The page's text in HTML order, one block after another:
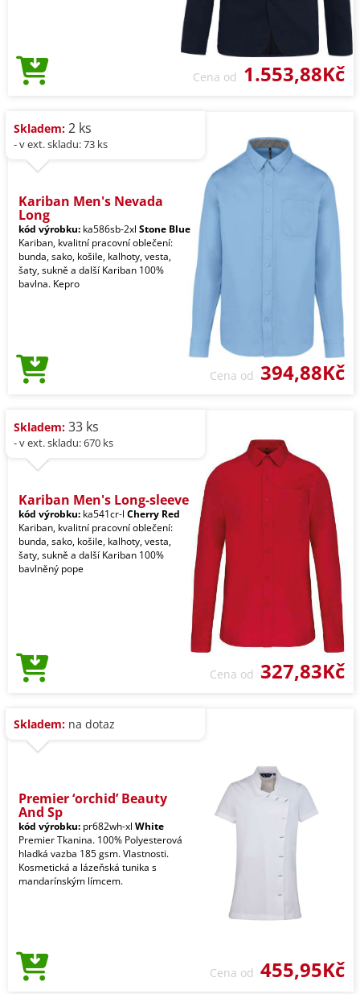
Cena od 1.553,88Kč
Skladem: 2 ks
- v ext. skladu: 73 ks
Kariban Men's Nevada
Long
kód výrobku: ka586sb-2xl Stone Blue
Kariban, kvalitní pracovní oblečení:
bunda, sako, košile, kalhoty, vesta,
šaty, sukně a další Kariban 100%
bavlna. Kepro
Cena od 394,88Kč
Skladem: 33 ks
- v ext. skladu: 670 ks
Kariban Men's Long-sleeve
kód výrobku: ka541cr-l Cherry Red
Kariban, kvalitní pracovní oblečení:
bunda, sako, košile, kalhoty, vesta,
šaty, sukně a další Kariban 100%
bavlněný pope
Cena od 327,83Kč
Skladem: na dotaz
Premier ‘orchid’ Beauty
And Sp
kód výrobku: pr682wh-xl White
Premier Tkanina. 100% Polyesterová
hladká vazba 185 gsm. Vlastnosti.
Kosmetická a lázeňská tunika s
mandarínským límcem.
Cena od 455,95Kč